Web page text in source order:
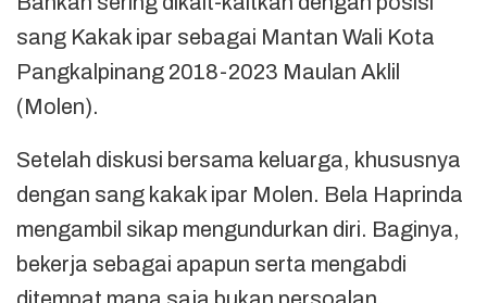
sang Kakak ipar sebagai Mantan Wali Kota
Pangkalpinang 2018-2023 Maulan Aklil
(Molen).
Setelah diskusi bersama keluarga, khususnya
dengan sang kakak ipar Molen. Bela Haprinda
mengambil sikap mengundurkan diri. Baginya,
bekerja sebagai apapun serta mengabdi